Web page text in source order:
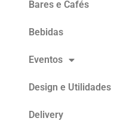
Bares e Cafés
Bebidas
Eventos
Design e Utilidades
Delivery